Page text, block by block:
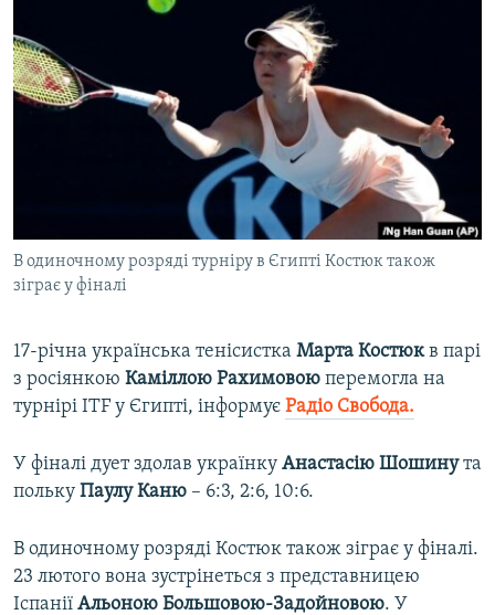
пошуку
ВСЕ ЗА ДЕНЬ
СПЕЦПРОЕКТИ
УКРАЇНСЬКА ПРОБЛЕМА КРИМУ
ЯК ОБІЙТИ БЛОКУВАННЯ
Qırımtatar
Усі сайти RFE/RL
В одиночному розряді турніру в Єгипті Костюк також
зіграє у фіналі
17-річна українська тенісистка Марта Костюкв парі
з росіянкою Каміллою Рахимовою перемогла на
турнірі ITF у Єгипті, інформує Радіо Свобода.
У фіналі дует здолав українку Анастасію Шошинута
польку Паулу Каню – 6:3, 2:6, 10:6.
В одиночному розряді Костюк також зіграє у фіналі.
23 лютого вона зустрінеться з представницею
Іспанії Альоною Большовою-Задойновою. У